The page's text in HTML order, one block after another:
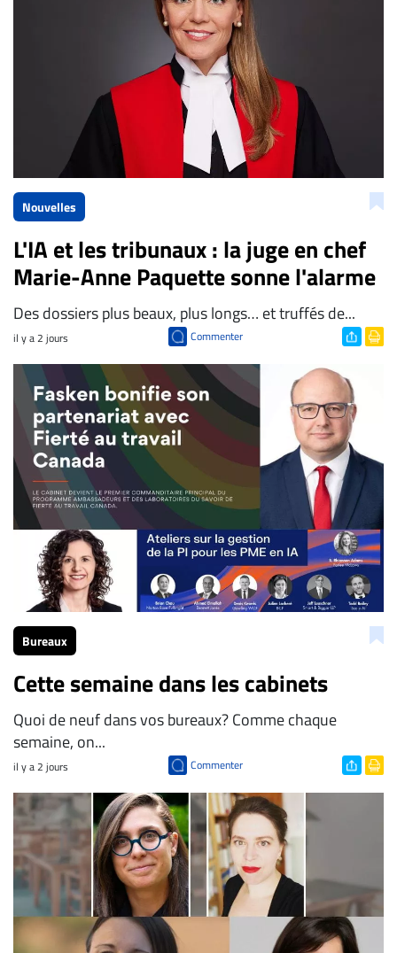
Nouvelles
L'IA et les tribunaux : la juge en chef
Marie-Anne Paquette sonne l'alarme
Des dossiers plus beaux, plus longs… et truffés de...
il y a 2 jours Commenter
Bureaux
Cette semaine dans les cabinets
Quoi de neuf dans vos bureaux? Comme chaque
semaine, on...
il y a 2 jours Commenter